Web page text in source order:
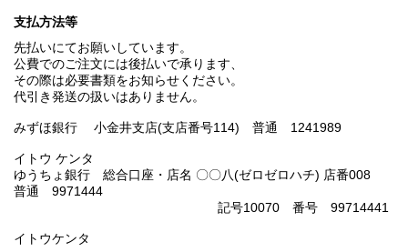
支払方法等
先払いにてお願いしています。
公費でのご注文には後払いで承ります、
その際は必要書類をお知らせください。
代引き発送の扱いはありません。
みずほ銀行 小金井支店(支店番号114) 普通 1241989
イトウ ケンタ
ゆうちょ銀行 総合口座・店名 〇〇八(ゼロゼロハチ) 店番008
普通 9971444
記号10070 番号 99714441
イトウケンタ